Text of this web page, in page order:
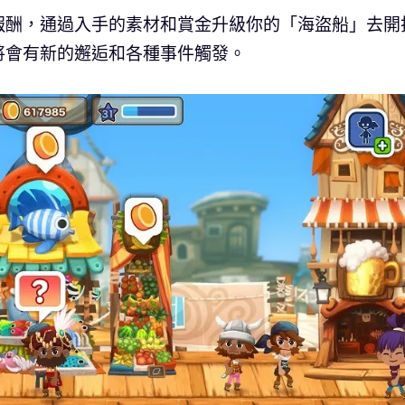
，通過入手的素材和賞金升級你的「海盜船」去開
有新的邂逅和各種事件觸發。